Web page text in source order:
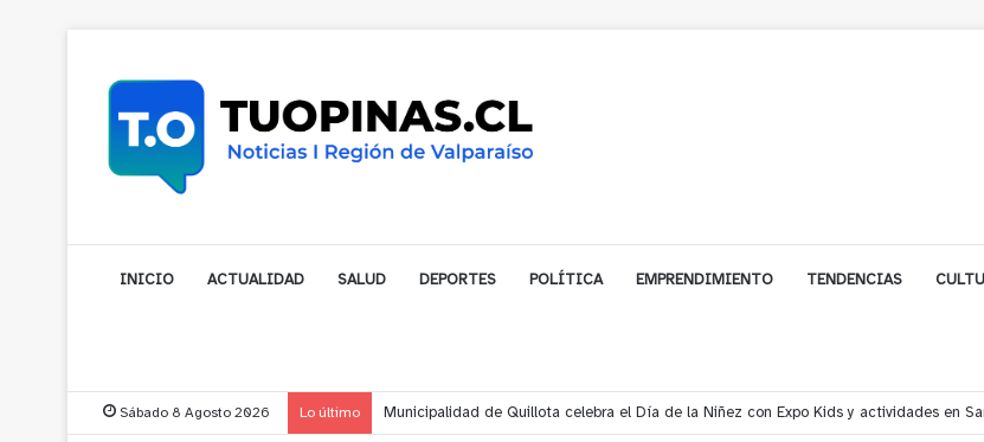
INICIO ACTUALIDAD SALUD DEPORTES POLÍTICA EMPRENDIMIENTO TENDENCIAS
Sábado 8 Agosto 2026 Lo último Municipalidad de Nogales impulsa inversión de más de $125 millones para mejorar el